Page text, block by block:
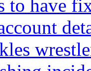
to have